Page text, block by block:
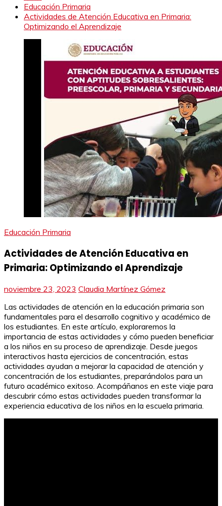
Educación Primaria
Actividades de Atención Educativa en Primaria:
Optimizando el Aprendizaje
Educación Primaria
Actividades de Atención Educativa en
Primaria: Optimizando el Aprendizaje
noviembre 23, 2023 Claudia Martínez Gómez
Las actividades de atención en la educación primaria son
fundamentales para el desarrollo cognitivo y académico de
los estudiantes. En este artículo, exploraremos la
importancia de estas actividades y cómo pueden beneficiar
a los niños en su proceso de aprendizaje. Desde juegos
interactivos hasta ejercicios de concentración, estas
actividades ayudan a mejorar la capacidad de atención y
concentración de los estudiantes, preparándolos para un
futuro académico exitoso. Acompáñanos en este viaje para
descubrir cómo estas actividades pueden transformar la
experiencia educativa de los niños en la escuela primaria.